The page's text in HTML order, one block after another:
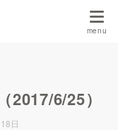
6/25）
日